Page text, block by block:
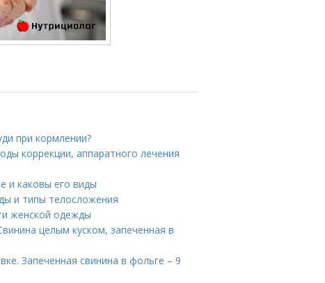
при кормлении?
коррекции, аппаратного лечения
и каковы его виды
и типы телосложения
женской одежды
целым куском, запеченная в
Запеченная свинина в фольге – 9